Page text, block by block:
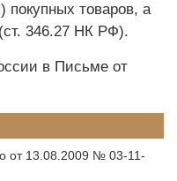
покупных товаров, а
346.27 НК РФ).
в Письме от
от 13.08.2009 № 03-11-